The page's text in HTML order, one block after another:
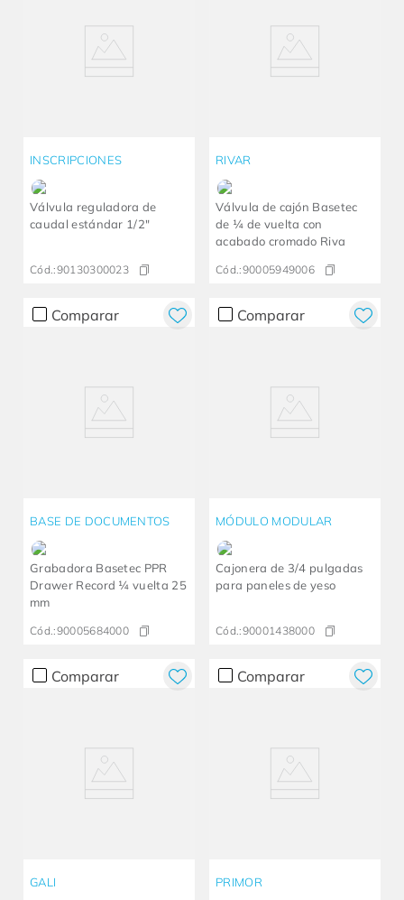
INSCRIPCIONES
Válvula reguladora de
caudal estándar 1/2"
Cód.:90130300023
RIVAR
Válvula de cajón Basetec
de ¼ de vuelta con
acabado cromado Riva
Cód.:90005949006
Comparar
BASE DE DOCUMENTOS
Grabadora Basetec PPR
Drawer Record ¼ vuelta 25
mm
Cód.:90005684000
Comparar
MÓDULO MODULAR
Cajonera de 3/4 pulgadas
para paneles de yeso
Cód.:90001438000
Comparar
GALI
Comparar
PRIMOR